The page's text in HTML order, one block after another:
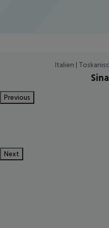
Italien |
Previous
Next